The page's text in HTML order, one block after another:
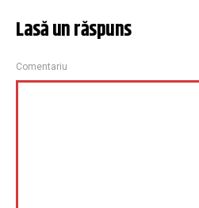
Lasă un răspuns
Comentariu